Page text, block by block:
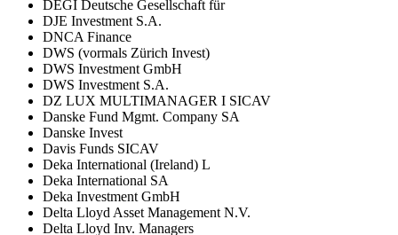
DEGI Deutsche Gesellschaft für
DJE Investment S.A.
DNCA Finance
DWS (vormals Zürich Invest)
DWS Investment GmbH
DWS Investment S.A.
DZ LUX MULTIMANAGER I SICAV
Danske Fund Mgmt. Company SA
Danske Invest
Davis Funds SICAV
Deka International (Ireland) L
Deka International SA
Deka Investment GmbH
Delta Lloyd Asset Management N.V.
Delta Lloyd Inv. Managers